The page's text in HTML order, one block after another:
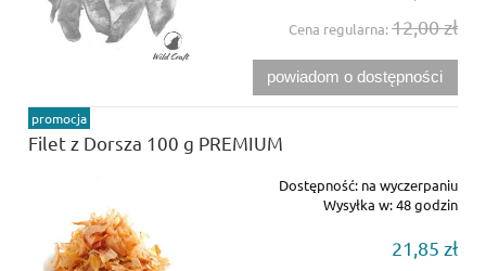
Cena regularna:12,00 zł
powiadom o dostępności
Filet z Dorsza 100 g PREMIUM
Dostępność: na wyczerpaniu
Wysyłka w:48 godzin
21,85 zł
promocja